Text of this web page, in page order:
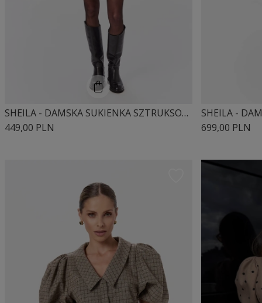
SHEILA - DAMSKA SUKIENKA SZTRUKSOWA BEŻOWA MINI 'ALISON'
449,00 PLN
699,00 PLN